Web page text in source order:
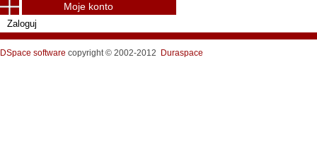
Moje konto
Zaloguj
DSpace software copyright © 2002-2012 Duraspace